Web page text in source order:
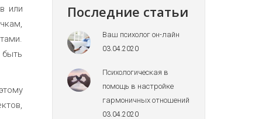
или
Последние статьи
Ваш психолог он-лайн
03.04.2020
Психологическая в
помощь в настройке
гармоничных отношений
03.04.2020